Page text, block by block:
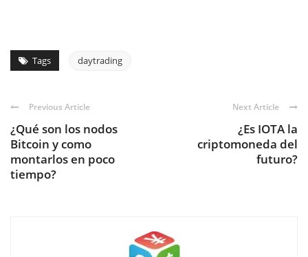
Tags daytrading
Previous Article
¿Qué son los nodos
Bitcoin y como
montarlos en poco
tiempo?
Next Article
¿Es IOTA la
criptomoneda del
futuro?